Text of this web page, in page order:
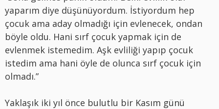
yaparım diye düşünüyordum. İstiyordum hep
çocuk ama aday olmadığı için evlenecek, ondan
böyle oldu. Hani sırf çocuk yapmak için de
evlenmek istemedim. Aşk evliliği yapıp çocuk
istedim ama hani öyle de olunca sırf çocuk için
olmadı.”
Yaklaşık iki yıl önce bulutlu bir Kasım günü